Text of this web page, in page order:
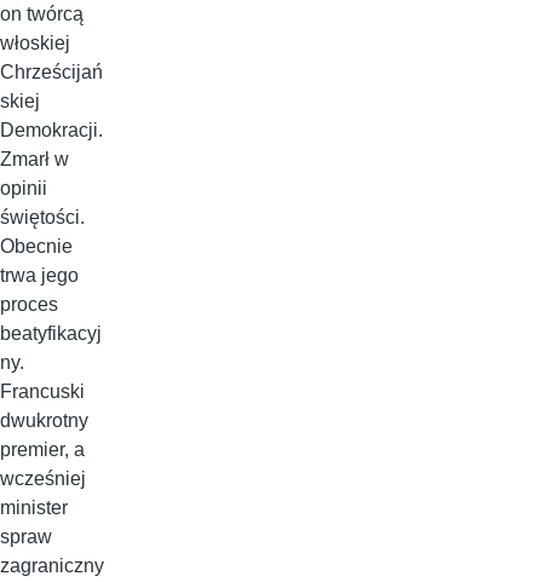
on twórcą
włoskiej
Chrześcijań
skiej
Demokracji.
Zmarł w
opinii
świętości.
Obecnie
trwa jego
proces
beatyfikacyj
ny.
Francuski
dwukrotny
premier, a
wcześniej
minister
spraw
zagraniczny